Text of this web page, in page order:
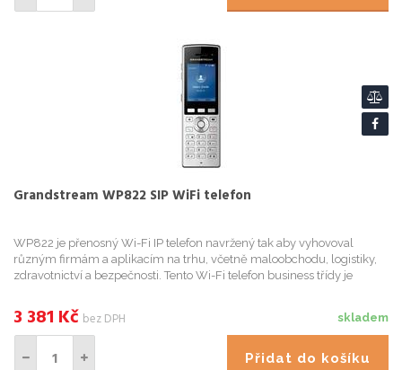
Grandstream WP822 SIP WiFi telefon
WP822 je přenosný Wi-Fi IP telefon navržený tak aby vyhovoval
různým firmám a aplikacím na trhu, včetně maloobchodu, logistiky,
zdravotnictví a bezpečnosti. Tento Wi-Fi telefon business třídy je
skladem
3 381 Kč bez DPH
Přidat do košíku